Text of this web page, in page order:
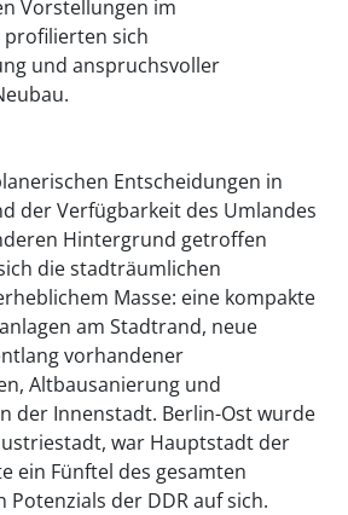
Vorstellungen im
profilierten sich
und anspruchsvoller
Entscheidungen in
der Verfügbarkeit des Umlandes
Hintergrund getroffen
die stadträumlichen
Masse: eine kompakte
am Stadtrand, neue
vorhandener
Altbausanierung und
der Innenstadt. Berlin-Ost wurde
war Hauptstadt der
ein Fünftel des gesamten
Potenzials der DDR auf sich.